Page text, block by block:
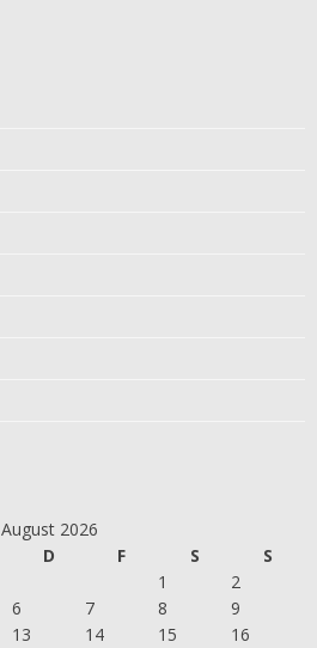
August 2026
D F S
S
1
2
6 7 8
9
13 14 15
16